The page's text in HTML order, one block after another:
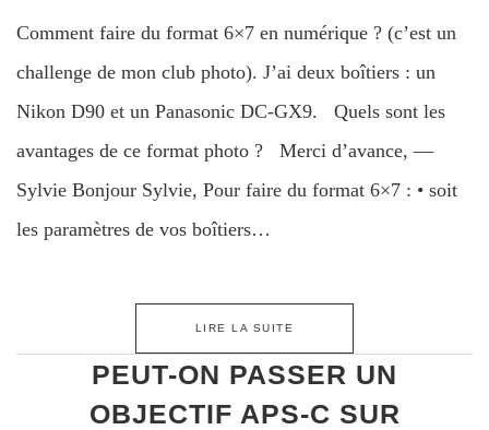
Comment faire du format 6×7 en numérique ? (c’est un
challenge de mon club photo). J’ai deux boîtiers : un
Nikon D90 et un Panasonic DC-GX9. Quels sont les
avantages de ce format photo ? Merci d’avance, —
Sylvie Bonjour Sylvie, Pour faire du format 6×7 : • soit
les paramètres de vos boîtiers…
LIRE LA SUITE
PEUT-ON PASSER UN
OBJECTIF APS-C SUR